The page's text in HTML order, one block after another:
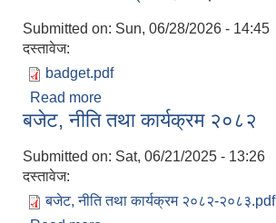
Submitted on: Sun, 06/28/2026 - 14:45
दस्तावेज:
badget.pdf
Read more
बजेट, नीति तथा कार्यक्रम २०८२
Submitted on: Sat, 06/21/2025 - 13:26
दस्तावेज:
बजेट, नीति तथा कार्यक्रम २०८२-२०८३.pdf